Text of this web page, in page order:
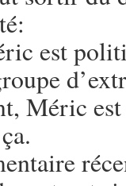
est
Méric